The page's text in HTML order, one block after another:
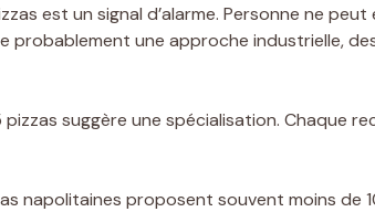
est un signal d’alarme. Personne ne
probablement une approche industrielle,
pizzas suggère une spécialisation. Chaque
napolitaines proposent souvent moins de